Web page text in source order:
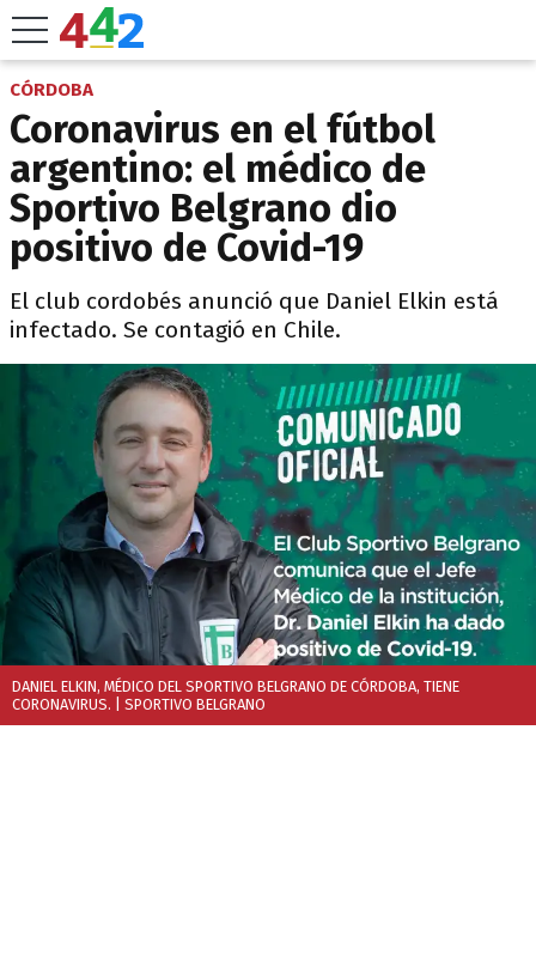
CÓRDOBA
Coronavirus en el fútbol
argentino: el médico de
Sportivo Belgrano dio
positivo de Covid-19
El club cordobés anunció que Daniel Elkin está
infectado. Se contagió en Chile.
DANIEL ELKIN, MÉDICO DEL SPORTIVO BELGRANO DE CÓRDOBA, TIENE
CORONAVIRUS. | SPORTIVO BELGRANO